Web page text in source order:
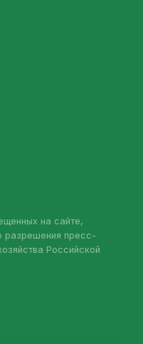
на сайте,
разрешения пресс-
Российской